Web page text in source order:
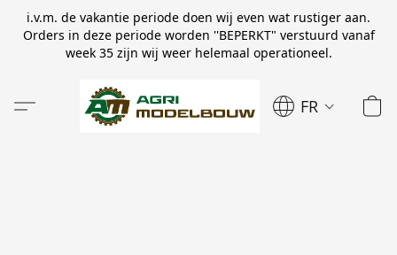
i.v.m. de vakantie periode doen wij even wat rustiger aan.
Orders in deze periode worden ''BEPERKT" verstuurd vanaf
week 35 zijn wij weer helemaal operationeel.
FR